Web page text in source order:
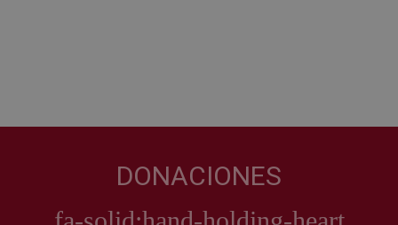
DONACIONES